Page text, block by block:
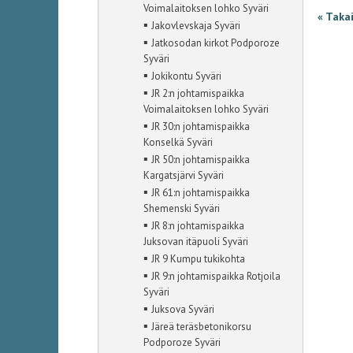
Voimalaitoksen lohko Syväri
▪ Jakovlevskaja Syväri
▪ Jatkosodan kirkot Podporoze
Syväri
▪ Jokikontu Syväri
▪ JR 2:n johtamispaikka
Voimalaitoksen lohko Syväri
▪ JR 30:n johtamispaikka
Konselkä Syväri
▪ JR 50:n johtamispaikka
Kargatsjärvi Syväri
▪ JR 61:n johtamispaikka
Shemenski Syväri
▪ JR 8:n johtamispaikka
Juksovan itäpuoli Syväri
▪ JR 9 Kumpu tukikohta
▪ JR 9:n johtamispaikka Rotjoila
Syväri
▪ Juksova Syväri
▪ Järeä teräsbetonikorsu
Podporoze Syväri
«